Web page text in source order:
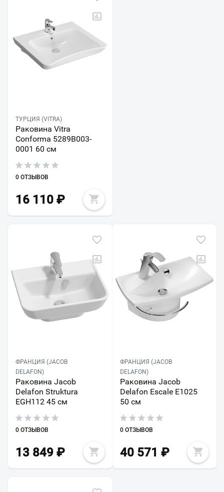
ТУРЦИЯ (VITRA)
Раковина Vitra
Conforma 5289B003-
0001 60 см
0 ОТЗЫВОВ
16 110 ₽
ФРАНЦИЯ (JACOB
DELAFON)
Раковина Jacob
Delafon Struktura
EGH112 45 см
0 ОТЗЫВОВ
13 849 ₽
ФРАНЦИЯ (JACOB
DELAFON)
Раковина Jacob
Delafon Escale E1025
50 см
0 ОТЗЫВОВ
40 571 ₽